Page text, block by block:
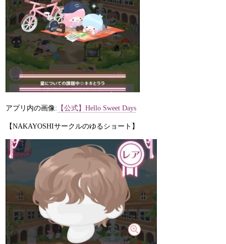
アプリ内の画像: 【公式】Hello Sweet Days
【NAKAYOSHIサークルのゆるショート】